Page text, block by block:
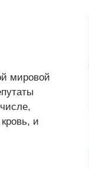
мировой
и